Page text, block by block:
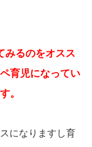
みるのをオスス
育児になってい
。
になりますし育